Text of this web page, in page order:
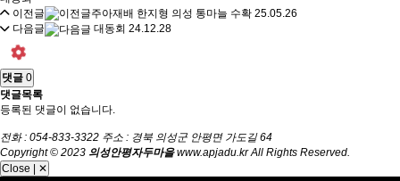
이전글
주아재배 한지형 의성 통마늘 수확 25.05.26
다음글
대동회 24.12.28
댓글 0
댓글목록
등록된 댓글이 없습니다.
전화 : 054-833-3322 주소 : 경북 의성군 안평면 가도길 64
Copyright © 2023 의성안평자두마을www.apjadu.kr All Rights Reserved.
Close | ✕